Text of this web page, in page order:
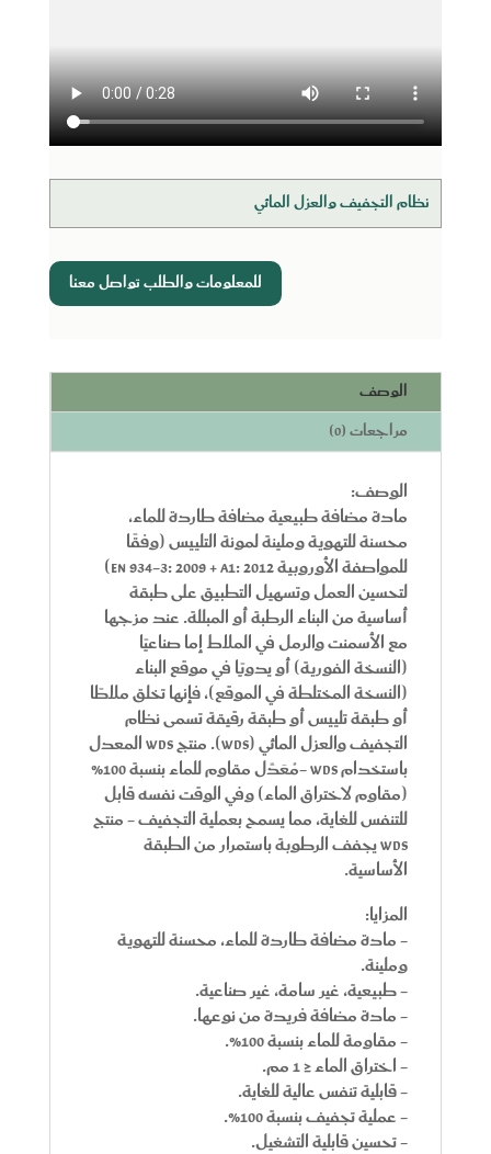
نظام التجفيف والعزل المائي
للمعلومات والطلب تواصل معنا
الوصف
مراجعات (0)
الوصف:
مادة مضافة طبيعية مضافة طاردة للماء،
محسنة للتهوية وملينة لمونة التلييس (وفقًا
للمواصفة الأوروبيةEN 934-3: 2009 + A1: 2012
)
لتحسين العمل وتسهيل التطبيق على طبقة
أساسية من البناء الرطبة أو المبللة. عند مزجها
مع الأسمنت والرمل في الملاط إما صناعيًا
(النسخة الفورية) أو يدويًا في موقع البناء
(النسخة المختلطة في الموقع)، فإنها تخلق ملاطًا
أو طبقة تلييس أو طبقة رقيقة تسمى نظام
التجفيف والعزل المائي (WDS). منتج WDS المعدل
باستخدام WDS -مُعَدِّل مقاوم للماء بنسبة 100%
(مقاوم لاختراق الماء) وفي الوقت نفسه قابل
للتنفس للغاية، مما يسمح بعملية التجفيف - منتج
WDS يجفف الرطوبة باستمرار من الطبقة
الأساسية.
المزايا:
- مادة مضافة طاردة للماء، محسنة للتهوية
وملينة.
- طبيعية، غير سامة، غير صناعية.
- مادة مضافة فريدة من نوعها.
- مقاومة للماء بنسبة 100%.
- اختراق الماء ≤ 1 مم.
- قابلية تنفس عالية للغاية.
- عملية تجفيف بنسبة 100%.
- تحسين قابلية التشغيل.